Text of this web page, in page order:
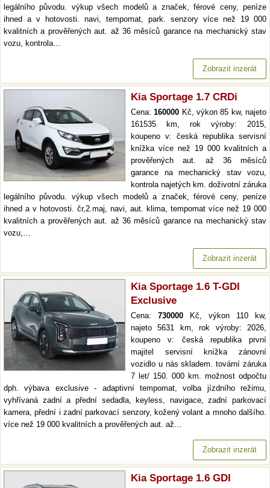
legálního původu. výkup všech modelů a značek, férové ceny, peníze
ihned a v hotovosti. navi, tempomat, park. senzory více než 19 000
kvalitních a prověřených aut. až 36 měsíců garance na mechanický stav
vozu, kontrola…
Zobrazit inzerát
Kia Sportage 1.7 CRDi
Cena:160000 Kč, výkon 85 kw, najeto
161535 km, rok výroby: 2015,
koupeno v: česká republika servisní
knížka více než 19 000 kvalitních a
prověřených aut. až 36 měsíců
garance na mechanický stav vozu,
kontrola najetých km. doživotní záruka
legálního původu. výkup všech modelů a značek, férové ceny, peníze
ihned a v hotovosti. čr,2.maj, navi, aut. klima, tempomat více než 19 000
kvalitních a prověřených aut. až 36 měsíců garance na mechanický stav
vozu,…
Zobrazit inzerát
Kia Sportage 1.6 T-GDI
Exclusive
Cena: 730000 Kč, výkon 110 kw,
najeto 5631 km, rok výroby: 2026,
koupeno v: česká republika první
majitel servisní knížka zánovní
vozidlo u nás skladem. tovární záruka
7 let/ 150. 000 km. možnost odpočtu
dph. výbava exclusive - adaptivní tempomat, volba jízdního režimu,
vyhřívaná zadní a přední sedadla, keyless, navigace, zadní parkovací
kamera, přední i zadní parkovací senzory, kožený volant a mnoho dalšího.
více než 19 000 kvalitních a prověřených aut. až…
Zobrazit inzerát
Kia Sportage 1.6 GDI